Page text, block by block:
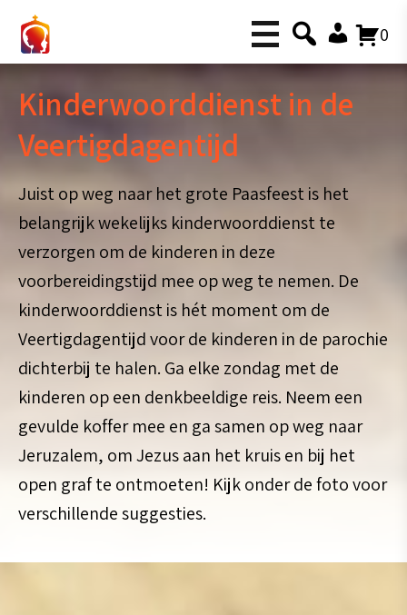
0
Kinderwoorddienst in de
Veertigdagentijd
Juist op weg naar het grote Paasfeest is het
belangrijk wekelijks kinderwoorddienst te
verzorgen om de kinderen in deze
voorbereidingstijd mee op weg te nemen. De
kinderwoorddienst is hét moment om de
Veertigdagentijd voor de kinderen in de parochie
dichterbij te halen. Ga elke zondag met de
kinderen op een denkbeeldige reis. Neem een
gevulde koffer mee en ga samen op weg naar
Jeruzalem, om Jezus aan het kruis en bij het
open graf te ontmoeten! Kijk onder de foto voor
verschillende suggesties.